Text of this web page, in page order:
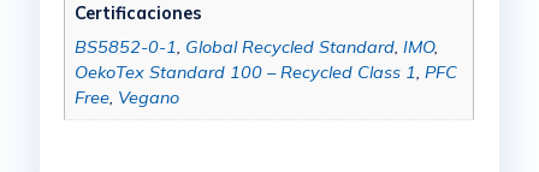
Certificaciones
BS5852-0-1, Global Recycled Standard, IMO,
OekoTex Standard 100 – Recycled Class 1, PFC
Free, Vegano